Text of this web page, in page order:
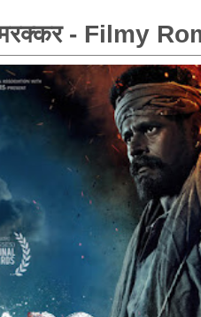
- Filmy